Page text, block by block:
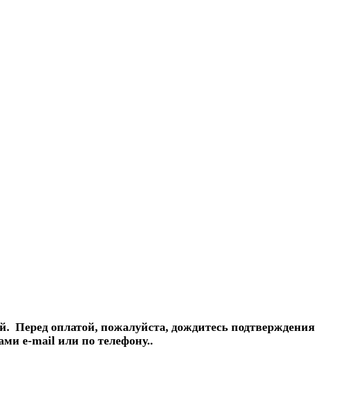
Перед оплатой, пожалуйста, дождитесь подтверждения
e-mail или по телефону..